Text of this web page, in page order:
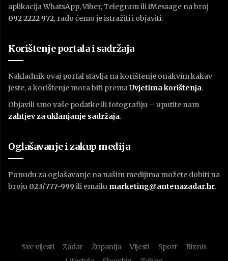
aplikacija WhatsApp, Viber, Telegram ili iMessage na broj
092 2222 972, rado ćemo je istražiti i objaviti.
Korištenje portala i sadržaja
Nakladnik ovaj portal stavlja na korištenje onakvim kakav
jeste, a korištenje mora biti premaUvjetima korištenja.
Objavili smo vaše podatke ili fotografiju – uputite nam
zahtjev za uklanjanje sadržaja.
Oglašavanje i zakup medija
Ponudu za oglašavanje na našim medijima možete dobiti na
broju 023/777-999 ili emailu marketing@antenazadar.hr.
Sve vijesti Zadar Županija Vijesti Sport
Biznis